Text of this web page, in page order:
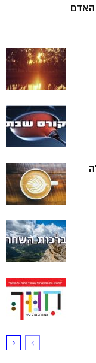
האדם